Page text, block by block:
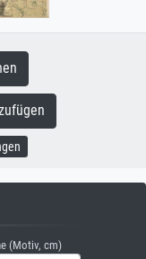
(Motiv, cm)